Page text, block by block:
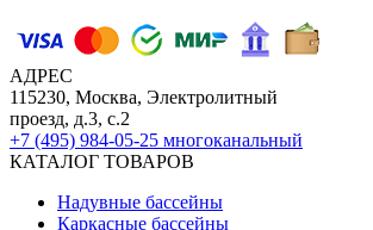
АДРЕС
115230, Москва, Электролитный
проезд, д.3, с.2
+7 (495) 984-05-25 многоканальный
КАТАЛОГ ТОВАРОВ
Надувные бассейны
Каркасные бассейны